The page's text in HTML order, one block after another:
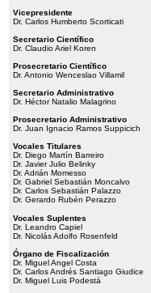
Vicepresidente
Dr. Carlos Humberto Scorticati
Secretario Científico
Dr. Claudio Ariel Koren
Prosecretario Científico
Dr. Antonio Wenceslao Villamil
Secretario Administrativo
Dr. Héctor Natalio Malagrino
Prosecretario Administrativo
Dr. Juan Ignacio Ramos Suppicich
Vocales Titulares
Dr. Diego Martín Barreiro
Dr. Javier Julio Belinky
Dr. Adrián Momesso
Dr. Gabriel Sebastián Moncalvo
Dr. Carlos Sebastián Palazzo
Dr. Gerardo Rubén Perazzo
Vocales Suplentes
Dr. Leandro Capiel
Dr. Nicolás Adolfo Rosenfeld
Órgano de Fiscalización
Dr. Miguel Angel Costa
Dr. Carlos Andrés Santiago Giudice
Dr. Miguel Luis Podestá